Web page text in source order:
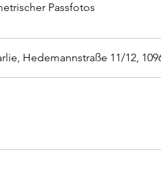
Passfotos
Hedemannstraße 11/12,